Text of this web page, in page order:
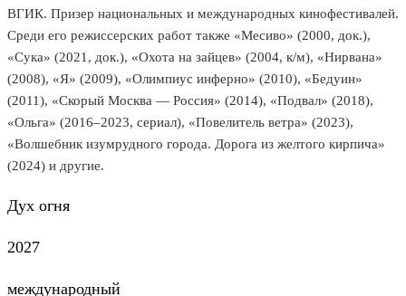
ВГИК. Призер национальных и международных кинофестивалей.
Среди его режиссерских работ также «Месиво» (2000, док.),
«Сука» (2021, док.), «Охота на зайцев» (2004, к/м), «Нирвана»
(2008), «Я» (2009), «Олимпиус инферно» (2010), «Бедуин»
(2011), «Скорый Москва — Россия» (2014), «Подвал» (2018),
«Ольга» (2016–2023, сериал), «Повелитель ветра» (2023),
«Волшебник изумрудного города. Дорога из желтого кирпича»
(2024) и другие.
Дух огня
2027
международный